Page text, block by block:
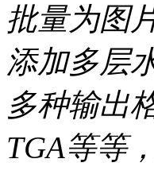
批量为图
添加多层
多种输出
TGA等等